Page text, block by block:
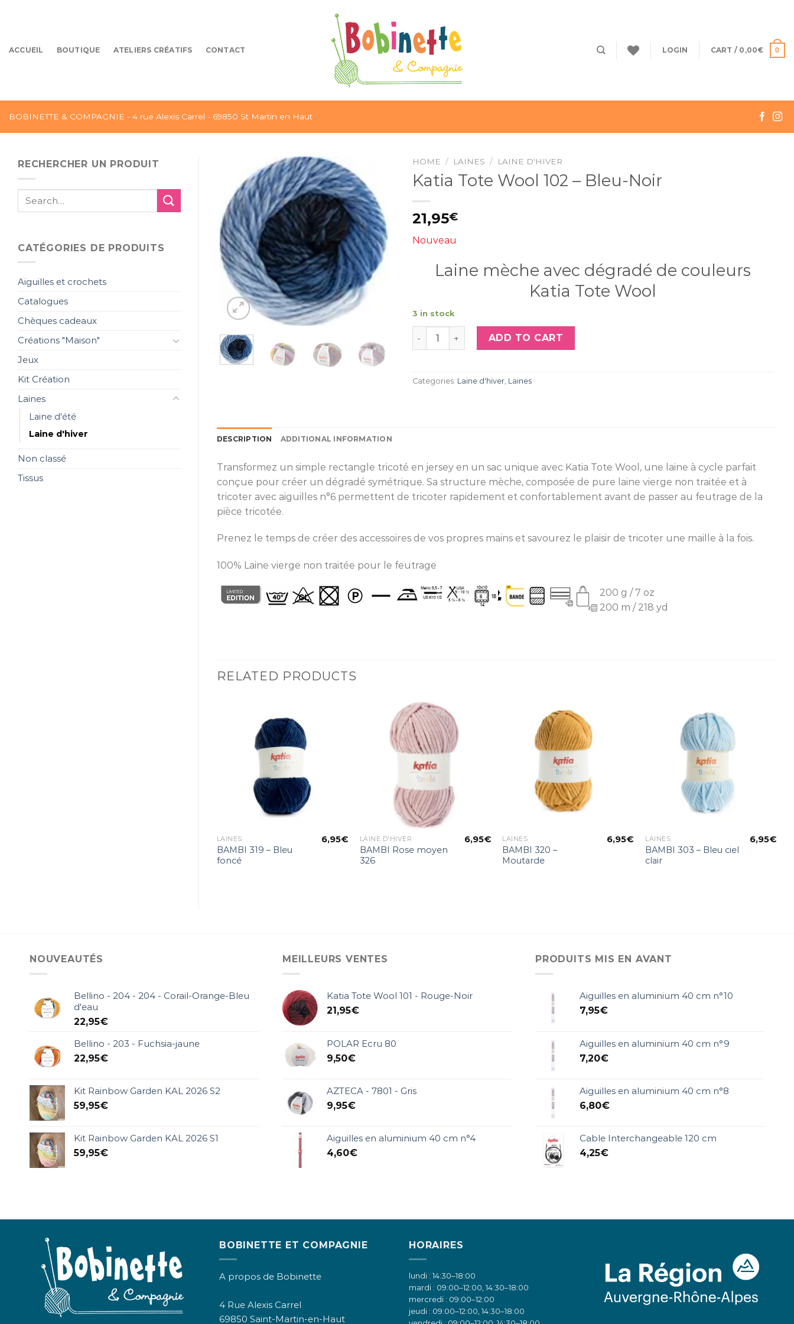
ACCUEIL BOUTIQUE ATELIERS CRÉATIFS CONTACT LOGIN CART / 0,00€ 0
BOBINETTE & COMPAGNIE - 4 rue Alexis Carrel - 69850 St Martin en Haut
RECHERCHER UN PRODUIT
CATÉGORIES DE PRODUITS
Aiguilles et crochets
Catalogues
Chèques cadeaux
Créations "Maison"
Jeux
Kit Création
Laines
Laine d'été
Laine d'hiver
Non classé
Tissus
Ajouter
à la liste
d’envies
HOME / LAINES / LAINE D'HIVER
Katia Tote Wool 102 – Bleu-Noir
21,95€
Nouveau
Laine mèche avec dégradé de couleurs
Katia Tote Wool
3 in stock
Katia Tote Wool 102 - Bleu-Noir quantity
ADD TO CART
Categories: Laine d'hiver, Laines
DESCRIPTION ADDITIONAL INFORMATION
Transformez un simple rectangle tricoté en jersey en un sac unique avec Katia Tote Wool, une laine à cycle parfait
conçue pour créer un dégradé symétrique. Sa structure mèche, composée de pure laine vierge non traitée et à
tricoter avec aiguilles n°6 permettent de tricoter rapidement et confortablement avant de passer au feutrage de la
pièce tricotée.
Prenez le temps de créer des accessoires de vos propres mains et savourez le plaisir de tricoter une maille à la fois.
100% Laine vierge non traitée pour le feutrage
200 g / 7 oz
200 m / 218 yd
RELATED PRODUCTS
LAINES
BAMBI 319 – Bleu
foncé
6,95€
Ajouter
à la liste
d’envies
LAINE D'HIVER
BAMBI Rose moyen
326
6,95€ LAINES
BAMBI 320 –
Moutarde
6,95€ LAINES
BAMBI 303 – Bleu ciel
clair
6,95€
NOUVEAUTÉS
Bellino - 204 - 204 - Corail-Orange-Bleu
d'eau
22,95€
Bellino - 203 - Fuchsia-jaune
22,95€
Kit Rainbow Garden KAL 2026 S2
59,95€
Kit Rainbow Garden KAL 2026 S1
59,95€
MEILLEURS VENTES
Katia Tote Wool 101 - Rouge-Noir
21,95€
POLAR Ecru 80
9,50€
AZTECA - 7801 - Gris
9,95€
Aiguilles en aluminium 40 cm n°4
4,60€
PRODUITS MIS EN AVANT
Aiguilles en aluminium 40 cm n°10
7,95€
Aiguilles en aluminium 40 cm n°9
7,20€
Aiguilles en aluminium 40 cm n°8
6,80€
Cable Interchangeable 120 cm
4,25€
BOBINETTE ET COMPAGNIE
A propos de Bobinette
4 Rue Alexis Carrel
69850 Saint-Martin-en-Haut
HORAIRES
lundi : 14:30–18:00
mardi : 09:00–12:00, 14:30–18:00
mercredi : 09:00–12:00
jeudi : 09:00–12:00, 14:30–18:00